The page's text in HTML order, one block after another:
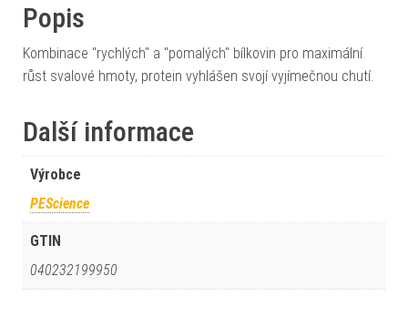
Popis
Kombinace "rychlých" a "pomalých" bílkovin pro maximální
růst svalové hmoty, protein vyhlášen svojí vyjímečnou chutí.
Další informace
Výrobce
PEScience
GTIN
040232199950